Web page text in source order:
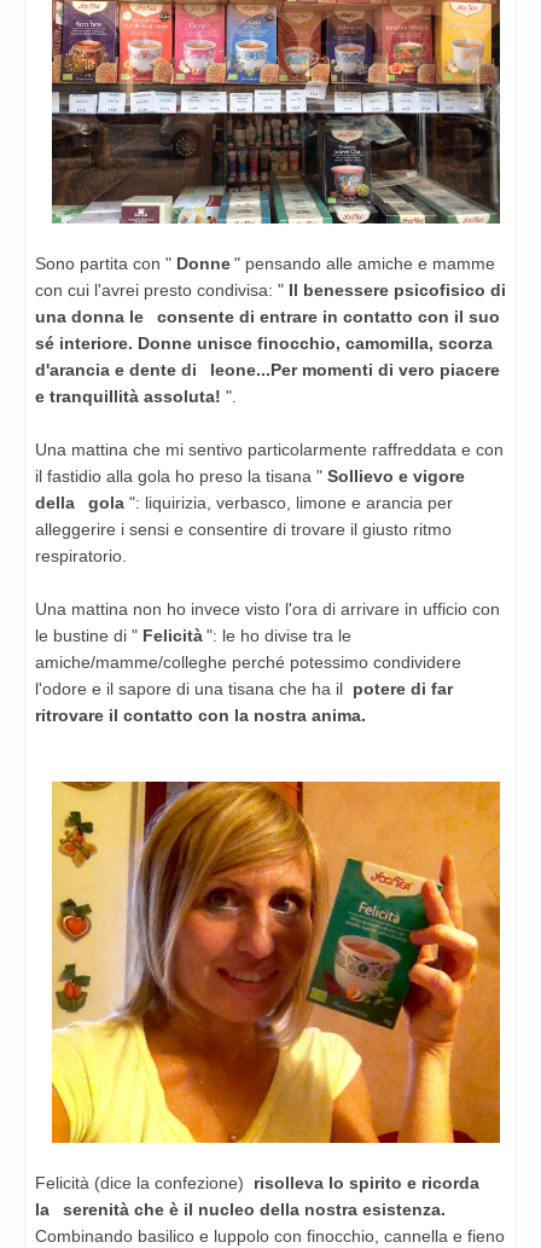
Sono partita con " Donne " pensando alle amiche e mamme
con cui l'avrei presto condivisa: " Il benessere psicofisico di
una donna le
consente di entrare in contatto con il suo
sé interiore. Donne unisce finocchio, camomilla, scorza
d'arancia e dente di
leone...Per momenti di vero piacere
e tranquillità assoluta! ".
Una mattina che mi sentivo particolarmente raffreddata e con
il fastidio alla gola ho preso la tisana " Sollievo e vigore
della
gola ": liquirizia, verbasco, limone e arancia per
alleggerire i sensi e consentire di trovare il giusto ritmo
respiratorio.
Una mattina non ho invece visto l'ora di arrivare in ufficio con
le bustine di " Felicità ": le ho divise tra le
amiche/mamme/colleghe perché potessimo condividere
l'odore e il sapore di una tisana che ha il potere di far
ritrovare il contatto con la nostra anima.
Felicità (dice la confezione)
risolleva lo spirito e ricorda
la
serenità che è il nucleo della nostra esistenza.
Combinando basilico e luppolo con finocchio, cannella e fieno